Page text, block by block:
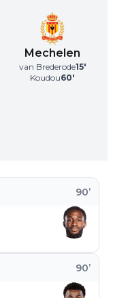
Mechelen
van Brederode15'
Koudou60'
90’
90’